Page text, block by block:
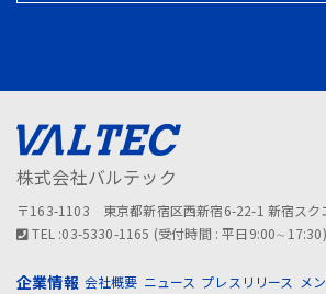
株式会社バルテック
〒163-1103 東京都新宿区西新宿6-22-1 新宿スク
TEL :03-5330-1165 (受付時間 : 平日9:00∼17:30)
企業情報 会社概要 ニュース プレスリリース
メ